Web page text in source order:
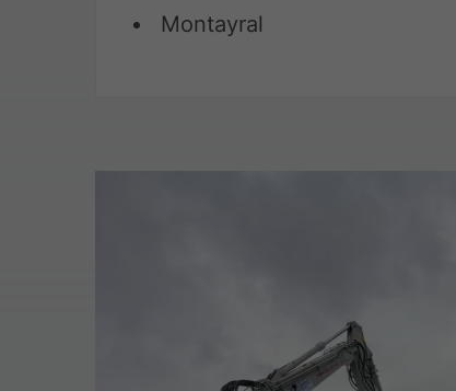
Montayral